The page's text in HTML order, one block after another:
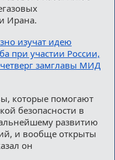
Ирана.
изучат идею
при участии России,
замглавы МИД
которые помогают
безопасности в
развитию
и вообще открыты
он